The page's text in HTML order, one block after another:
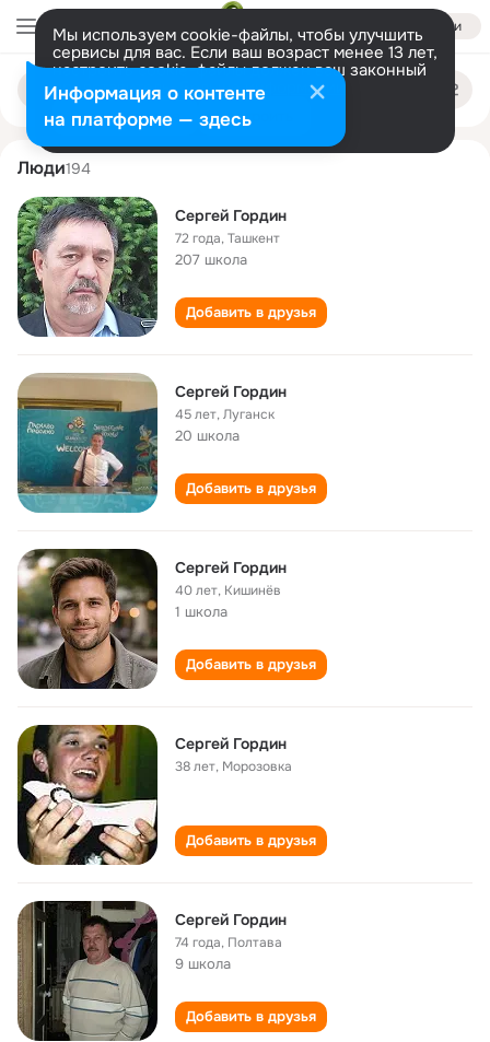
Войти
Мы используем cookie-файлы, чтобы улучшить
сервисы для вас. Если ваш возраст менее 13 лет,
настроить cookie-файлы должен ваш законный
представитель. Больше информации
Разрешить все Настроить
Поиск
людям
sergey gordin
Люди194
Сергей Гордин
72 года,Ташкент
207 школа
Добавить в друзья
Сергей Гордин
45 лет,Луганск
20 школа
Добавить в друзья
Сергей Гордин
40 лет, Кишинёв
1 школа
Добавить в друзья
Сергей Гордин
38 лет, Морозовка
Добавить в друзья
Сергей Гордин
74 года, Полтава
9 школа
Добавить в друзья
Информация о контенте
на платформе — здесь